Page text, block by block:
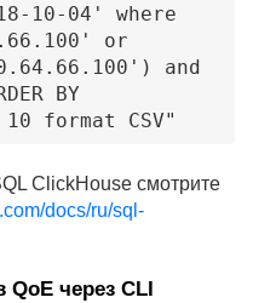
10-04' where
or
and
BY
format CSV"
ClickHouse смотрите
docs/ru/sql-
через CLI